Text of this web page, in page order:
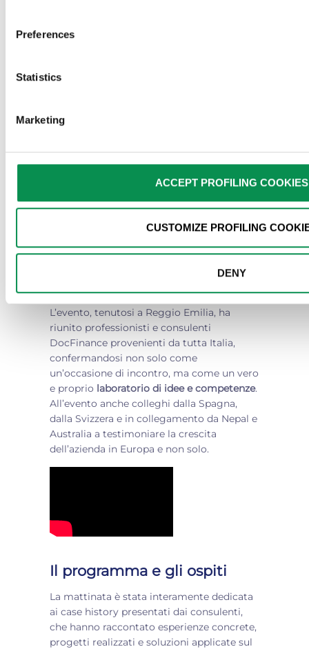
active, for which your consent is not required. You can still
Preferences
Statistics
Marketing
ACCEPT PROFILING COOKIES
CUSTOMIZE PROFILING
DENY
formazione, cultura e
byDocFinance
Si è conclusa con grande partecipazione
l’11ª edizione del DocFinance Day,
l’appuntamento annuale ideato e
dipendenti e collaboratori, che negli anni si
è affermato come un momento centrale di
per l’intera organizzazione.
L’evento, tenutosi a Reggio Emilia, ha
riunito professionisti e consulenti
DocFinance provenienti da tutta Italia,
confermandosi non solo come
un’occasione di incontro, ma come un vero
e proprio laboratorio di idee e competenze.
All’evento anche colleghi dalla Spagna,
dalla Svizzera e in collegamento da Nepal e
Australia a testimoniare la crescita
dell’azienda in Europa e non solo.
Il programma e gli ospiti
La mattinata è stata interamente dedicata
ai case history presentati dai consulenti,
che hanno raccontato esperienze concrete,
progetti realizzati e soluzioni applicate sul